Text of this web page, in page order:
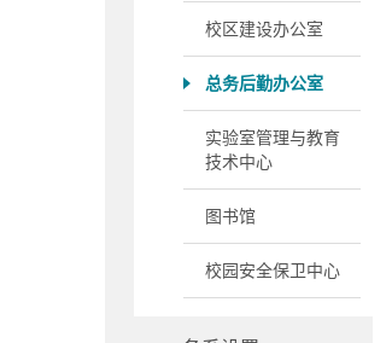
校区建设办公室
总务后勤办公室
实验室管理与教育
技术中心
图书馆
校园安全保卫中心